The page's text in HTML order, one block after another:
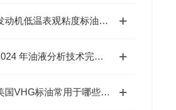
发动机低温表观粘度标油相关标准及美国凯能Cannon相关CCS标油
2024 年油液分析技术完整版
美国VHG标油常用于哪些方面？